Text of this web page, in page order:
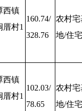
西镇
厝村1
160.74/
328.76
农村宅
地/住宅
西镇
厝村1
102.03/
78.65
农村宅
地/住宅